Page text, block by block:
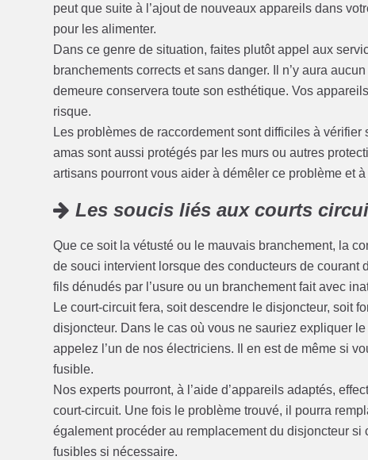
peut que suite à l’ajout de nouveaux appareils dans
pour les alimenter.
Dans ce genre de situation, faites plutôt appel aux
branchements corrects et sans danger. Il n’y aura
demeure conservera toute son esthétique. Vos
risque.
Les problèmes de raccordement sont difficiles à
amas sont aussi protégés par les murs ou autres
artisans pourront vous aider à démêler ce problème et
Les soucis liés aux courts
Que ce soit la vétusté ou le mauvais branchement, la
de souci intervient lorsque des conducteurs de courant
fils dénudés par l’usure ou un branchement fait avec
Le court-circuit fera, soit descendre le disjoncteur, soit
disjoncteur. Dans le cas où vous ne sauriez expliquer
appelez l’un de nos électriciens. Il en est de même si
fusible.
Nos experts pourront, à l’aide d’appareils adaptés,
court-circuit. Une fois le problème trouvé, il pourra
également procéder au remplacement du disjoncteur
fusibles si nécessaire.